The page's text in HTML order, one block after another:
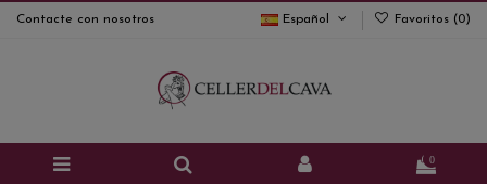
Contacte con nosotros Español Favoritos (0)
0